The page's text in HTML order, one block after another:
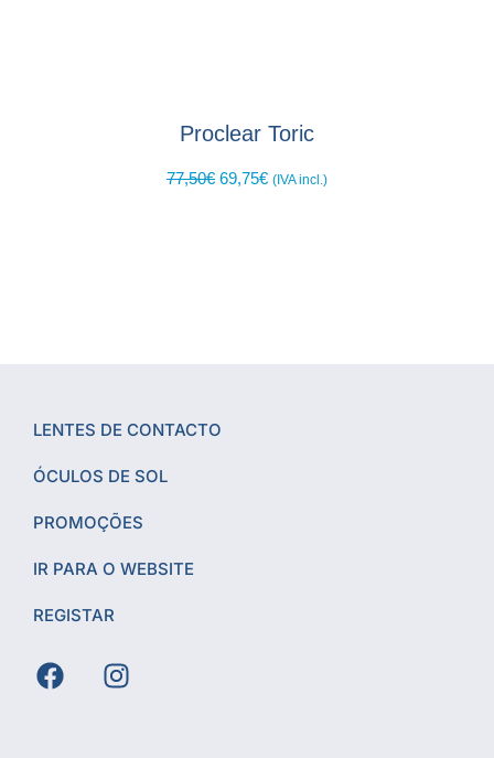
Proclear Toric
77,50€ 69,75€ (IVA incl.)
LENTES DE CONTACTO
ÓCULOS DE SOL
PROMOÇÕES
IR PARA O WEBSITE
REGISTAR